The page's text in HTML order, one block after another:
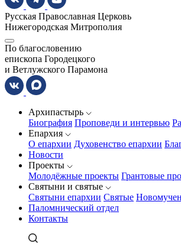
Русская Православная Церковь
Нижегородская Митрополия
По благословению
епископа Городецкого
и Ветлужского Парамона
Архипастырь
Биография Проповеди и интервью
Епархия
О епархии Духовенство епархии
Новости
Проекты
Молодёжные проекты Грантовые
Святыни и святые
Святыни епархии Святые
Паломнический отдел
Контакты